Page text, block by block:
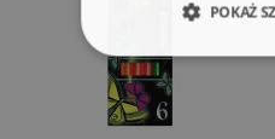
POKAŻ